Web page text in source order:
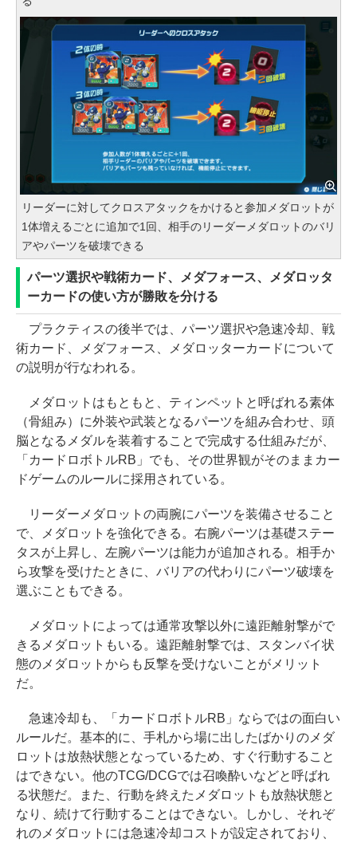
リーダーに対してクロスアタックをかけると参加メダロットが
1体増えるごとに追加で1回、相手のリーダーメダロットのバリ
アやパーツを破壊できる
パーツ選択や戦術カード、メダフォース、メダロッタ
ーカードの使い方が勝敗を分ける
プラクティスの後半では、パーツ選択や急速冷却、戦
術カード、メダフォース、メダロッターカードについて
の説明が行なわれる。
メダロットはもともと、ティンペットと呼ばれる素体
（骨組み）に外装や武装となるパーツを組み合わせ、頭
脳となるメダルを装着することで完成する仕組みだが、
「カードロボトルRB」でも、その世界観がそのままカー
ドゲームのルールに採用されている。
リーダーメダロットの両腕にパーツを装備させること
で、メダロットを強化できる。右腕パーツは基礎ステー
タスが上昇し、左腕パーツは能力が追加される。相手か
ら攻撃を受けたときに、バリアの代わりにパーツ破壊を
選ぶこともできる。
メダロットによっては通常攻撃以外に遠距離射撃がで
きるメダロットもいる。遠距離射撃では、スタンバイ状
態のメダロットからも反撃を受けないことがメリット
だ。
急速冷却も、「カードロボトルRB」ならではの面白い
ルールだ。基本的に、手札から場に出したばかりのメダ
ロットは放熱状態となっているため、すぐ行動すること
はできない。他のTCG/DCGでは召喚酔いなどと呼ばれ
る状態だ。また、行動を終えたメダロットも放熱状態と
なり、続けて行動することはできない。しかし、それぞ
れのメダロットには急速冷却コストが設定されており、